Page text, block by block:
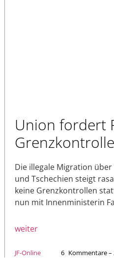
Union fordert
Die illegale Migration
und Tschechien steigt
keine Grenzkontrollen
nun mit Innenministerin
weiter
JF-Online 6 Kommentare –